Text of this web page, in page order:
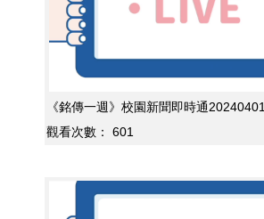
《銘傳一週》校園新聞即時通20240401
觀看次數：
601